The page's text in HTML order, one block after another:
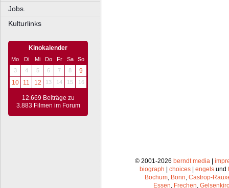
Jobs.
Kulturlinks
Kinokalender
Mo Di Mi Do Fr Sa
So
3
4 5 6 7 8
9
10
11 12 13 14 15 16
12.669 Beiträge zu
3.883 Filmen im Forum
© 2001-2026 berndt media|
biograph
choices engels und
Bochum, Bonn, Castrop-
Essen, Frechen,